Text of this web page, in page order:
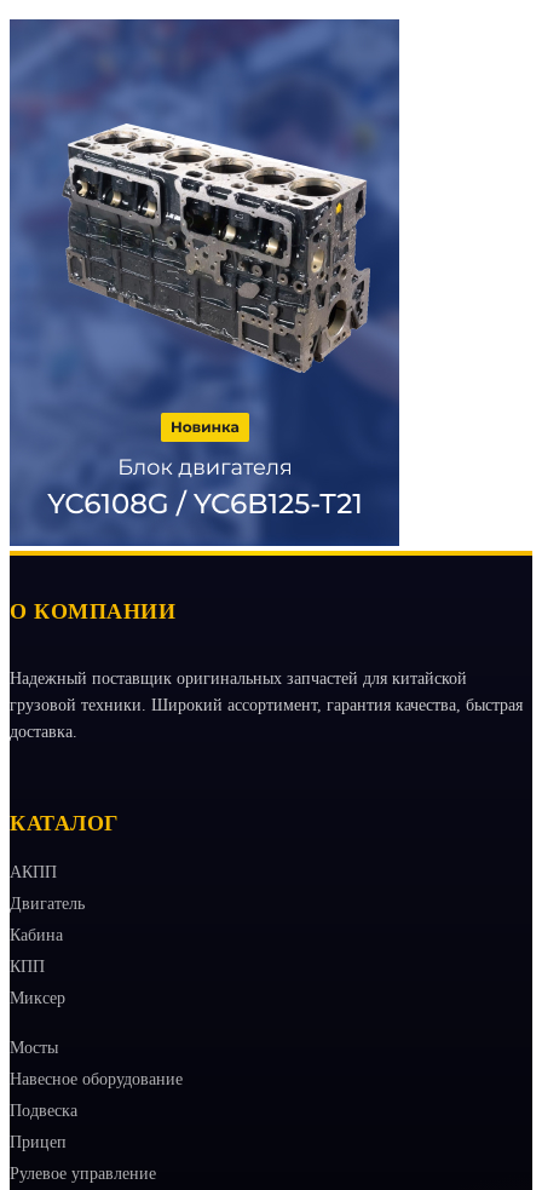
О КОМПАНИИ
Надежный поставщик оригинальных запчастей для китайской
грузовой техники. Широкий ассортимент, гарантия качества, быстрая
доставка.
КАТАЛОГ
АКПП
Двигатель
Кабина
КПП
Миксер
Мосты
Навесное оборудование
Подвеска
Прицеп
Рулевое управление